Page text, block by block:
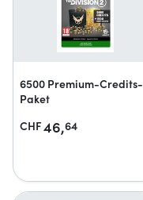
6500 Premium-Credits-
Paket
CHF46,64